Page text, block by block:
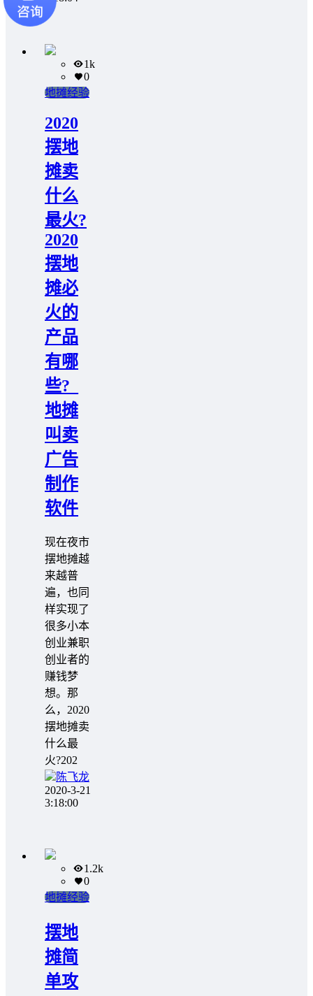
1k
0
地摊经验
2020
摆地
摊卖
什么
最火?
2020
摆地
摊必
火的
产品
有哪
些?_
地摊
叫卖
广告
制作
软件
现在夜市
摆地摊越
来越普
遍，也同
样实现了
很多小本
创业兼职
创业者的
赚钱梦
想。那
么，2020
摆地摊卖
什么最
火?202
陈飞龙
2020-3-21
3:18:00
1.2k
0
地摊经验
摆地
摊简
单攻